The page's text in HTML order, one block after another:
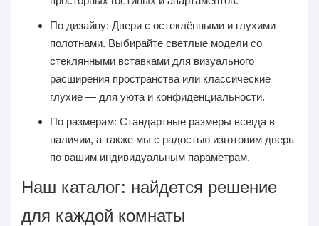
По дизайну: Двери с остеклёнными и глухими
полотнами. Выбирайте светлые модели со
стеклянными вставками для визуального
расширения пространства или классические
глухие — для уюта и конфиденциальности.
По размерам: Стандартные размеры всегда в
наличии, а также мы с радостью изготовим дверь
по вашим индивидуальным параметрам.
Наш каталог: найдется решение
для каждой комнаты